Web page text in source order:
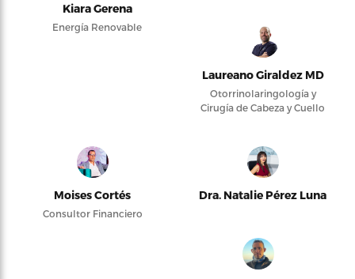
Kiara Gerena
Energía Renovable
Laureano Giraldez MD
Otorrinolaringología y
Cirugía de Cabeza y Cuello
Moises Cortés
Consultor Financiero
Dra. Natalie Pérez Luna